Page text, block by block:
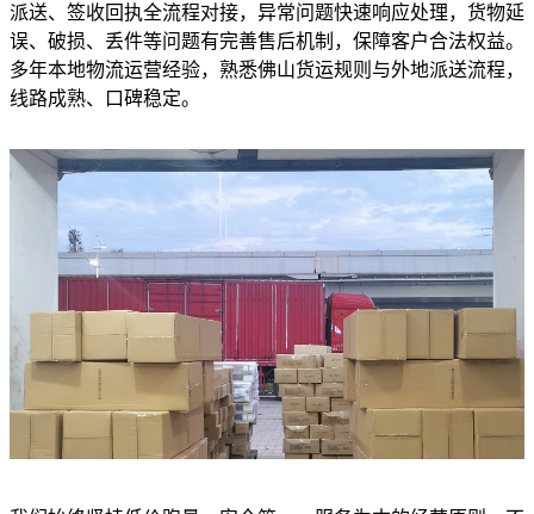
派送、签收回执全流程对接，异常问题快速响应处理，货物延
误、破损、丢件等问题有完善售后机制，保障客户合法权益。
多年本地物流运营经验，熟悉佛山货运规则与外地派送流程，
线路成熟、口碑稳定。